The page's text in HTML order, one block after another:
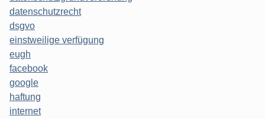
datenschutzrecht
dsgvo
einstweilige verfügung
eugh
facebook
google
haftung
internet